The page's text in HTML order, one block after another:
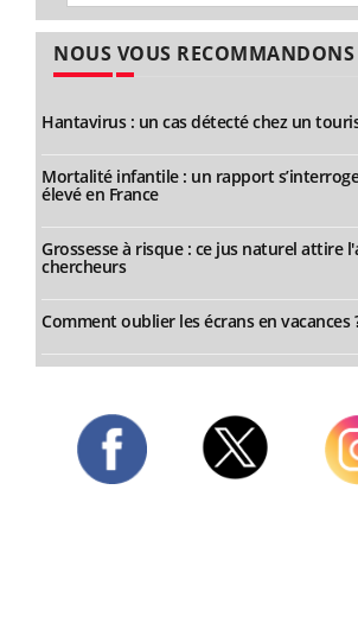
NOUS VOUS RECOMMANDONS
Hantavirus : un cas détecté chez un
Mortalité infantile : un rapport
élevé en France
Grossesse à risque : ce jus naturel attire
chercheurs
Comment oublier les écrans en vacances